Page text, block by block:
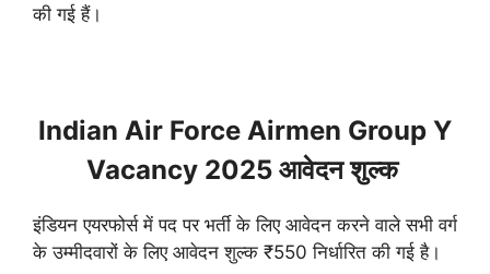
की गई हैं।
Indian Air Force Airmen Group Y
Vacancy 2025 आवेदन शुल्क
इंडियन एयरफोर्स में पद पर भर्ती के लिए आवेदन करने वाले सभी वर्ग
के उम्मीदवारों के लिए आवेदन शुल्क ₹550 निर्धारित की गई है।